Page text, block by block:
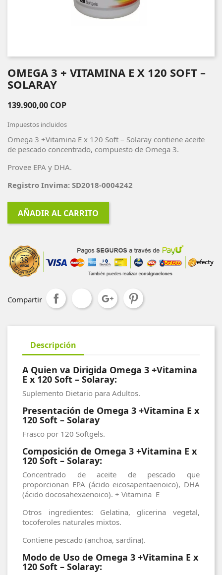
OMEGA 3 + VITAMINA E X 120 SOFT –
SOLARAY
139.900,00 COP
Impuestos incluidos
Omega 3 +Vitamina E x 120 Soft – Solaray contiene aceite
de pescado concentrado, compuesto de Omega 3.
Provee EPA y DHA.
Registro Invima: SD2018-0004242
AÑADIR AL CARRITO
Compartir
Descripción
A Quien va Dirigida Omega 3 +Vitamina
E x 120 Soft – Solaray:
Suplemento Dietario para Adultos.
Presentación de Omega 3 +Vitamina E x
120 Soft – Solaray
Frasco por 120 Softgels.
Composición de Omega 3 +Vitamina E x
120 Soft – Solaray:
Concentrado de aceite de pescado que
proporcionan EPA (ácido eicosapentaenoico), DHA
(ácido docosahexaenoico). + Vitamina E
Otros ingredientes: Gelatina, glicerina vegetal,
tocoferoles naturales mixtos.
Contiene pescado (anchoa, sardina).
Modo de Uso de Omega 3 +Vitamina E x
120 Soft – Solaray: